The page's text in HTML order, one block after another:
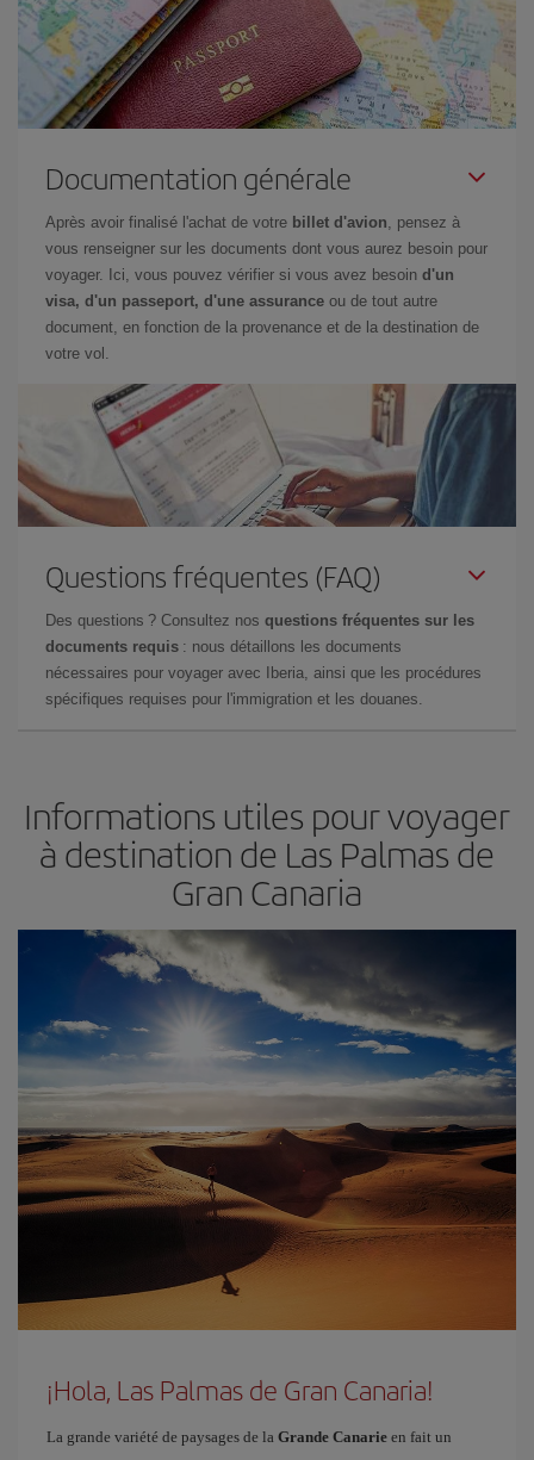
Documentation générale
Après avoir finalisé l'achat de votre billet d'avion, pensez à
vous renseigner sur les documents dont vous aurez besoin pour
voyager. Ici, vous pouvez vérifier si vous avez besoin d'un
visa, d'un passeport, d'une assurance ou de tout autre
document, en fonction de la provenance et de la destination de
votre vol.
Questions fréquentes (FAQ)
Des questions ? Consultez nos questions fréquentes sur les
documents requis : nous détaillons les documents
nécessaires pour voyager avec Iberia, ainsi que les procédures
spécifiques requises pour l'immigration et les douanes.
Informations utiles pour voyager
à destination de Las Palmas de
Gran Canaria
¡Hola, Las Palmas de Gran Canaria!
La grande variété de paysages de la Grande Canarie en fait un